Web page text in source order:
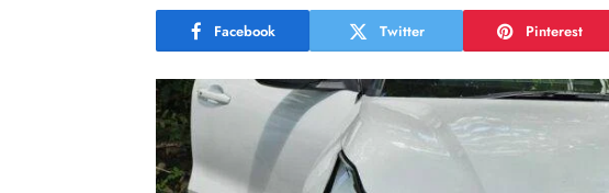
Facebook Twitter Pinterest